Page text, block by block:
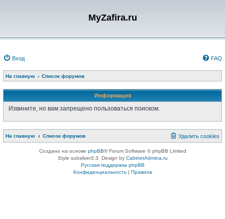
MyZafira.ru
Вход FAQ
На главную Список форумов
Информация
Извините, но вам запрещено пользоваться поиском.
На главную Список форумов Удалить cookies
Создано на основе phpBB® Forum Software © phpBB Limited
Style subsilver3.3. Design by CabinetAdmina.ru
Русская поддержка phpBB
Конфиденциальность| Правила